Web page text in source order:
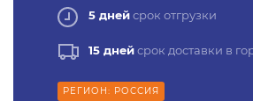
5 днейсрок отгрузки
15 днейсрок доставки в
РЕГИОН: РОССИЯ